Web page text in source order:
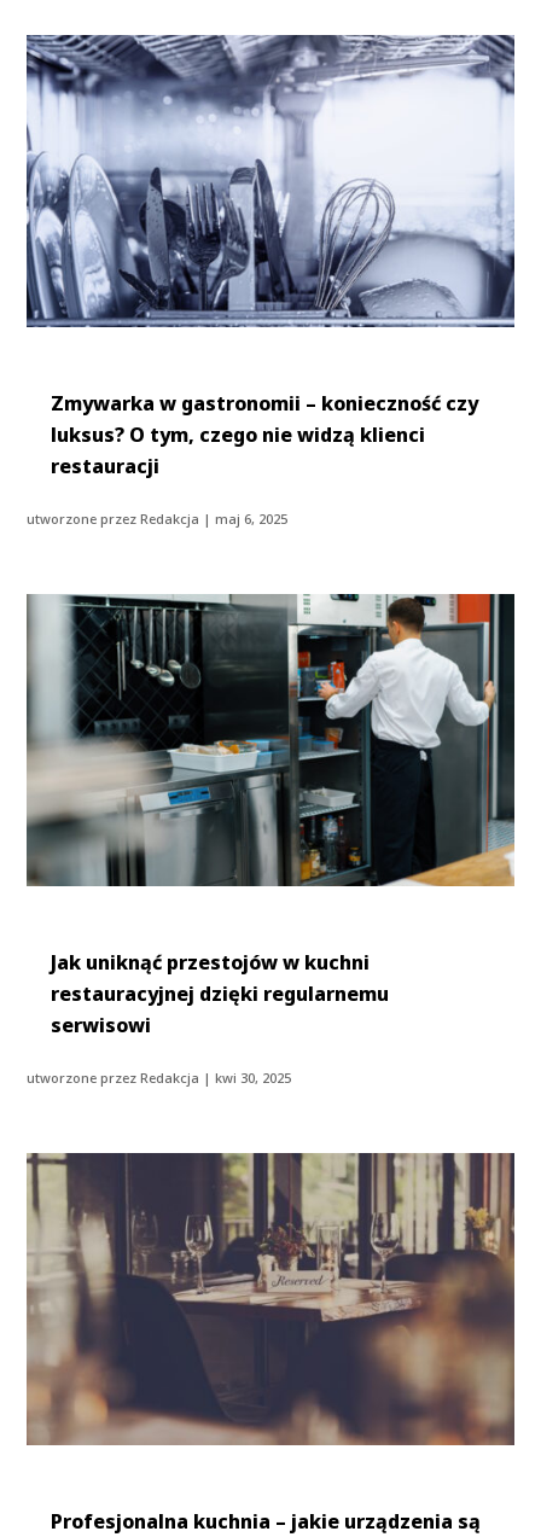
Zmywarka w gastronomii – konieczność czy
luksus? O tym, czego nie widzą klienci
restauracji
utworzone przezRedakcja |maj 6, 2025
Jak uniknąć przestojów w kuchni
restauracyjnej dzięki regularnemu
serwisowi
utworzone przezRedakcja |kwi 30, 2025
Profesjonalna kuchnia – jakie urządzenia są